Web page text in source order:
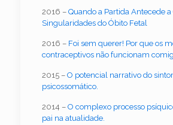
2016 – Quando a Partida Antecede a
Singularidades do Óbito Fetal
2016 – Foi sem querer! Por que os
contraceptivos não funcionam
2015 – O potencial narrativo do
psicossomático.
2014 – O complexo processo
pai na atualidade.